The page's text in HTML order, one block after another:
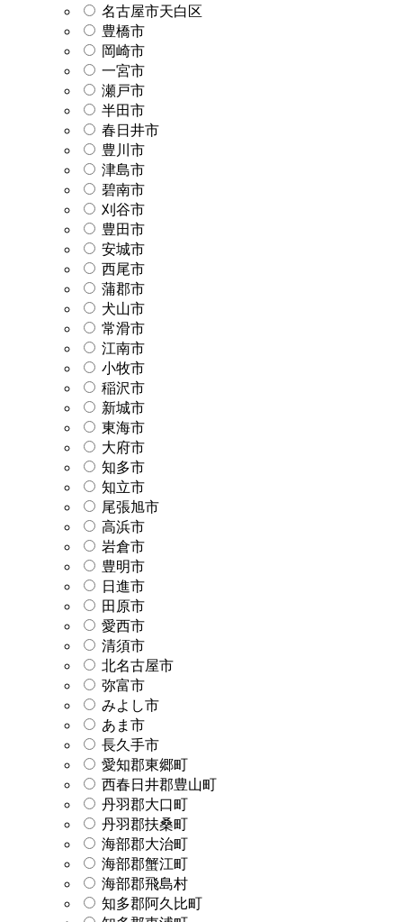
名古屋市天白区
豊橋市
岡崎市
一宮市
瀬戸市
半田市
春日井市
豊川市
津島市
碧南市
刈谷市
豊田市
安城市
西尾市
蒲郡市
犬山市
常滑市
江南市
小牧市
稲沢市
新城市
東海市
大府市
知多市
知立市
尾張旭市
高浜市
岩倉市
豊明市
日進市
田原市
愛西市
清須市
北名古屋市
弥富市
みよし市
あま市
長久手市
愛知郡東郷町
西春日井郡豊山町
丹羽郡大口町
丹羽郡扶桑町
海部郡大治町
海部郡蟹江町
海部郡飛島村
知多郡阿久比町